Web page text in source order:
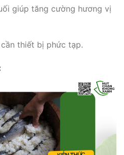
giúp tăng cường hương vị
thiết bị phức tạp.